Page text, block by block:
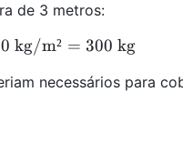
de 3 metros:
de Seixos} =
kg/m² = 300 kg
necessários para